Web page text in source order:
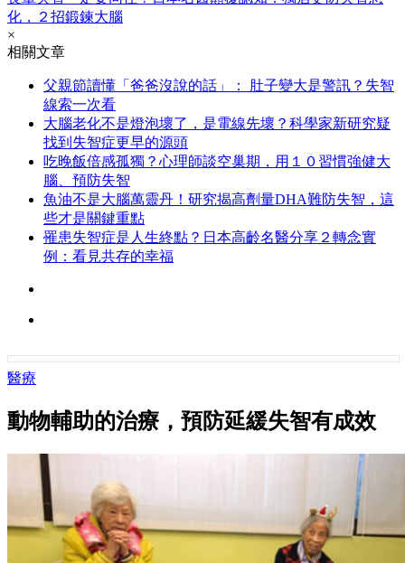
化，２招鍛鍊大腦
×
相關文章
父親節讀懂「爸爸沒說的話」： 肚子變大是警訊？失智
線索一次看
大腦老化不是燈泡壞了，是電線先壞？科學家新研究疑
找到失智症更早的源頭
吃晚飯倍感孤獨？心理師談空巢期，用１０習慣強健大
腦、預防失智
魚油不是大腦萬靈丹！研究揭高劑量DHA難防失智，這
些才是關鍵重點
罹患失智症是人生終點？日本高齡名醫分享２轉念實
例：看見共存的幸福
醫療
動物輔助的治療，預防延緩失智有成效